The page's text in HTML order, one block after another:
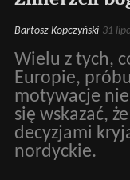
Bartosz Kopczyński 31
Wielu z tych,
Europie,
motywacje
się wskazać,
decyzjami
nordyckie.